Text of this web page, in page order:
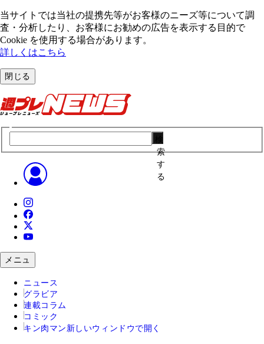
当サイトでは当社の提携先等がお客様のニーズ等について調
査・分析したり、お客様にお勧めの広告を表⽰する⽬的で
Cookie を使⽤する場合があります。
詳しくはこちら
閉じる
索
す
る
メニュ
ニュース
グラビア
連載コラム
コミック
キン肉マン 新しいウィンドウで開く